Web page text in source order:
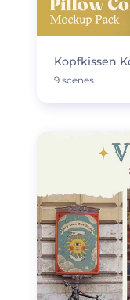
Kopfkissen
9 scenes